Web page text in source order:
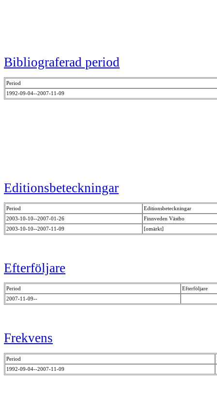
Bibliograferad period
Period
1992-09-04--2007-11-09
Editionsbeteckningar
Period
Editionsbeteckningar
2003-10-10--2007-01-26
Finnveden Västbo
2003-10-10--2007-11-09
[omärkt]
Efterföljare
Period
Efterföljare
2007-11-09--
Frekvens
Period
1992-09-04--2007-11-09